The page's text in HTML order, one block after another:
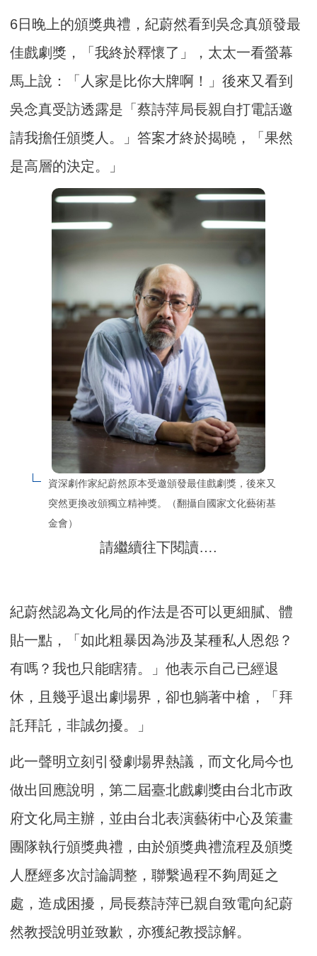
6日晚上的頒獎典禮，紀蔚然看到吳念真頒發最
佳戲劇獎，「我終於釋懷了」，太太一看螢幕
馬上說：「人家是比你大牌啊！」後來又看到
吳念真受訪透露是「蔡詩萍局長親自打電話邀
請我擔任頒獎人。」答案才終於揭曉，「果然
是高層的決定。」
資深劇作家紀蔚然原本受邀頒發最佳戲劇獎，後來又
突然更換改頒獨立精神獎。（翻攝自國家文化藝術基
金會）
請繼續往下閱讀….
紀蔚然認為文化局的作法是否可以更細膩、體
貼一點，「如此粗暴因為涉及某種私人恩怨？
有嗎？我也只能瞎猜。」他表示自己已經退
休，且幾乎退出劇場界，卻也躺著中槍，「拜
託拜託，非誠勿擾。」
此一聲明立刻引發劇場界熱議，而文化局今也
做出回應說明，第二屆臺北戲劇獎由台北市政
府文化局主辦，並由台北表演藝術中心及策畫
團隊執行頒獎典禮，由於頒獎典禮流程及頒獎
人歷經多次討論調整，聯繫過程不夠周延之
處，造成困擾，局長蔡詩萍已親自致電向紀蔚
然教授說明並致歉，亦獲紀教授諒解。